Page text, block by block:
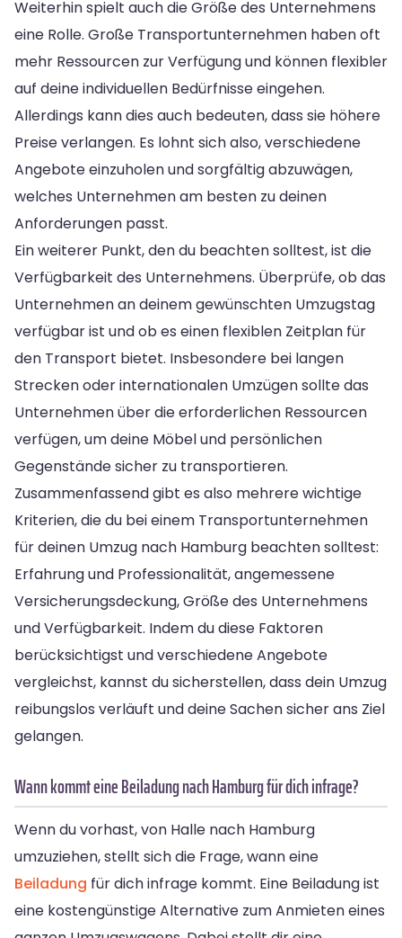
Weiterhin spielt auch die Größe des Unternehmens
eine Rolle. Große Transportunternehmen haben oft
mehr Ressourcen zur Verfügung und können flexibler
auf deine individuellen Bedürfnisse eingehen.
Allerdings kann dies auch bedeuten, dass sie höhere
Preise verlangen. Es lohnt sich also, verschiedene
Angebote einzuholen und sorgfältig abzuwägen,
welches Unternehmen am besten zu deinen
Anforderungen passt.
Ein weiterer Punkt, den du beachten solltest, ist die
Verfügbarkeit des Unternehmens. Überprüfe, ob das
Unternehmen an deinem gewünschten Umzugstag
verfügbar ist und ob es einen flexiblen Zeitplan für
den Transport bietet. Insbesondere bei langen
Strecken oder internationalen Umzügen sollte das
Unternehmen über die erforderlichen Ressourcen
verfügen, um deine Möbel und persönlichen
Gegenstände sicher zu transportieren.
Zusammenfassend gibt es also mehrere wichtige
Kriterien, die du bei einem Transportunternehmen
für deinen Umzug nach Hamburg beachten solltest:
Erfahrung und Professionalität, angemessene
Versicherungsdeckung, Größe des Unternehmens
und Verfügbarkeit. Indem du diese Faktoren
berücksichtigst und verschiedene Angebote
vergleichst, kannst du sicherstellen, dass dein Umzug
reibungslos verläuft und deine Sachen sicher ans Ziel
gelangen.
Wann kommt eine Beiladung nach Hamburg für dich infrage?
Wenn du vorhast, von Halle nach Hamburg
umzuziehen, stellt sich die Frage, wann eine
Beiladung für dich infrage kommt. Eine Beiladung ist
eine kostengünstige Alternative zum Anmieten eines